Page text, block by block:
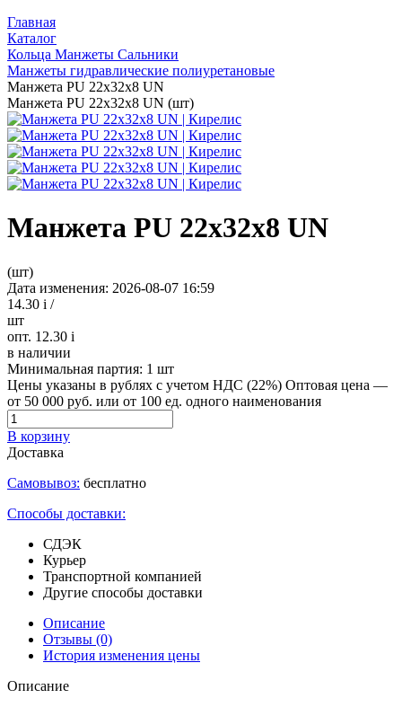
Главная
Каталог
Кольца Манжеты Сальники
Манжеты гидравлические полиуретановые
Манжета PU 22х32х8 UN
Манжета PU 22х32х8 UN (шт)
Манжета PU 22х32х8 UN
(шт)
Дата изменения: 2026-08-07 16:59
14.30 i /
шт
опт. 12.30 i
в наличии
Минимальная партия: 1 шт
Цены указаны в рублях с учетом НДС (22%) Оптовая цена —
от 50 000 руб. или от 100 ед. одного наименования
В корзину
Доставка
Самовывоз: бесплатно
Способы доставки:
СДЭК
Курьер
Транспортной компанией
Другие способы доставки
Описание
Отзывы (0)
История изменения цены
Описание